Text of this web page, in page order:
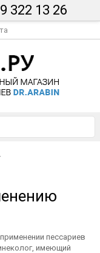
322 13 26
пессариев
имеющий